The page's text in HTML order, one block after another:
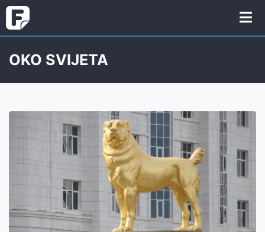
OKO SVIJETA